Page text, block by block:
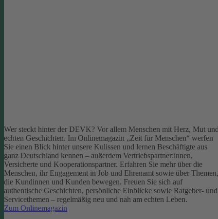
Wer steckt hinter der DEVK? Vor allem Menschen mit Herz, Mut
echten Geschichten. Im Onlinemagazin „Zeit für Menschen“ werfen
Sie einen Blick hinter unsere Kulissen und lernen Beschäftigte aus
ganz Deutschland kennen – außerdem Vertriebspartner:innen,
Versicherte und Kooperationspartner. Erfahren Sie mehr über die
Menschen, ihr Engagement in Job und Ehrenamt sowie über Themen,
die Kundinnen und Kunden bewegen. Freuen Sie sich auf
authentische Geschichten, persönliche Einblicke sowie Ratgeber- und
Servicethemen – regelmäßig neu und nah am echten Leben.
Zum Onlinemagazin